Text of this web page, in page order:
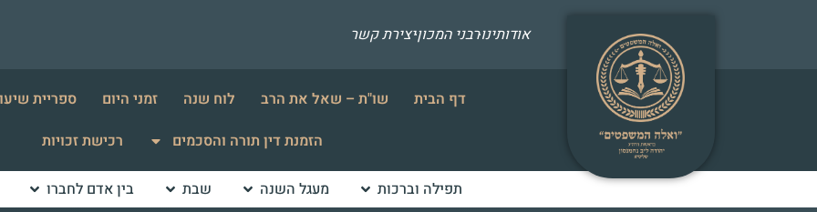
אודותינורבני המכוןיצירת קשר
דף הבית שו"ת – שאל את הרב לוח שנה זמני היום
ספריית
הזמנת דין תורה והסכמים
רכישת זכויות
תפילה וברכות מעגל השנה שבת בין אדם לחברו